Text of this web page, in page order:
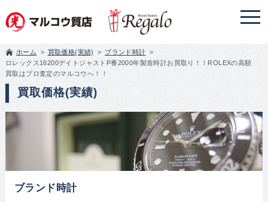
ホーム 買取価格(実績)
ブランド時計
ロレックス16200デイトジャストP番2000年製造時計お買取り！！ROLEXの高額
買取はプロ査定のマルコウへ！！
買取価格(実績)
ブランド時計